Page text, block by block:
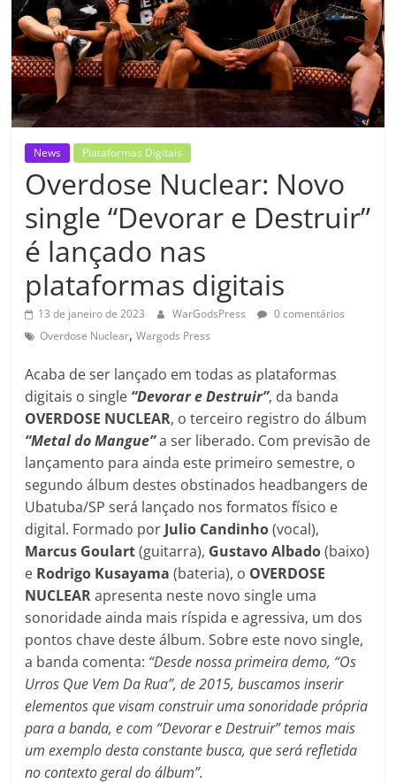
News Plataformas Digitais
Overdose Nuclear: Novo
single “Devorar e Destruir”
é lançado nas
plataformas digitais
13 de janeiro de 2023 WarGodsPress
0 comentários
Overdose Nuclear,Wargods Press
Acaba de ser lançado em todas as plataformas
digitais o single “Devorar e Destruir”, da banda
OVERDOSE NUCLEAR, o terceiro registro do álbum
“Metal do Mangue”a ser liberado. Com previsão de
lançamento para ainda este primeiro semestre, o
segundo álbum destes obstinados headbangers de
Ubatuba/SP será lançado nos formatos físico e
digital. Formado porJulio Candinho(vocal),
Marcus Goulart(guitarra), Gustavo Albado(baixo)
e Rodrigo Kusayama(bateria), o OVERDOSE
NUCLEARapresenta neste novo single uma
sonoridade ainda mais ríspida e agressiva, um dos
pontos chave deste álbum. Sobre este novo single,
a banda comenta: “Desde nossa primeira demo, “Os
Urros Que Vem Da Rua”, de 2015, buscamos inserir
elementos que visam construir uma sonoridade própria
para a banda, e com “Devorar e Destruir” temos mais
um exemplo desta constante busca, que será refletida
no contexto geral do álbum”.